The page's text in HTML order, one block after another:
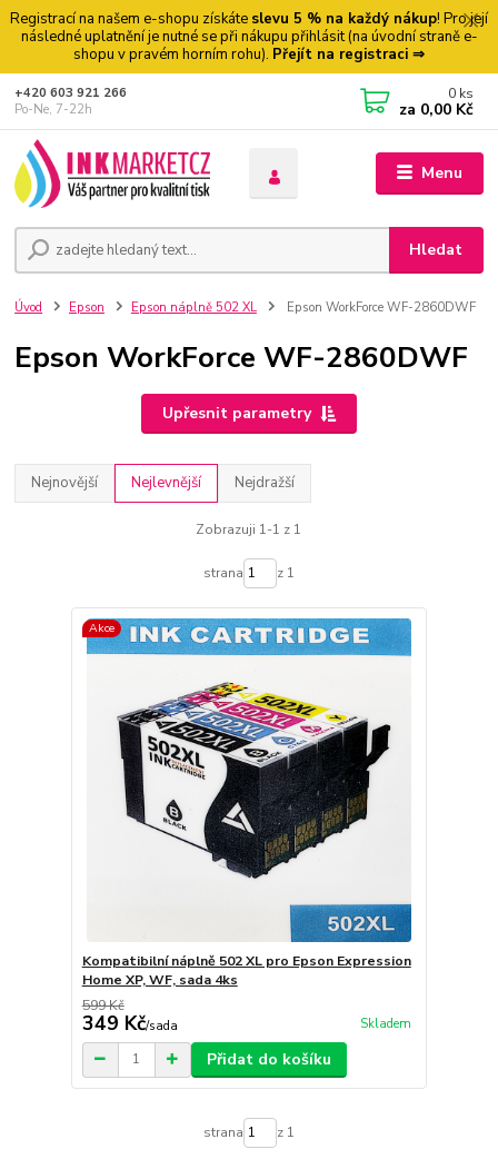
Registrací na našem e-shopu získáte slevu 5 % na každý nákup! Pro její
následné uplatnění je nutné se při nákupu přihlásit (na úvodní straně e-
shopu v pravém horním rohu). Přejít na registraci ⇒
Menu
Hledat
+420 603 921 266
Po-Ne, 7-22h
0 ks
za 0,00 Kč
Úvod Epson Epson náplně 502 XL Epson WorkForce WF-2860DWF
Epson WorkForce WF-2860DWF
Upřesnit parametry
Nejnovější Nejlevnější Nejdražší
Zobrazuji 1-1 z 1
strana z 1
Akce
Kompatibilní náplně 502 XL pro Epson Expression
Home XP, WF, sada 4ks
599 Kč
349 Kč/sada Skladem
Přidat do košíku
strana z 1